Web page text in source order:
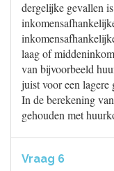
dergelijke gevallen
laag of
van bijvoorbeeld
juist voor een
In de berekening
gehouden met
Vraag 6